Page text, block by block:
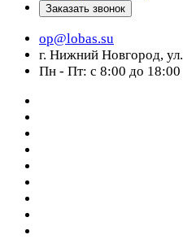
Заказать звонок
op@lobas.su
г. Нижний Новгород,
Пн - Пт: с 8:00 до 18:00